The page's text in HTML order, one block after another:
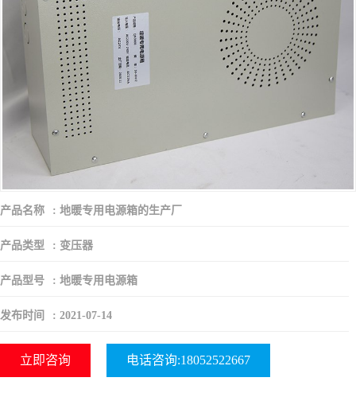
产品名称 : 地暖专用电源箱的生产厂
产品类型 : 变压器
产品型号 : 地暖专用电源箱
发布时间 : 2021-07-14
立即咨询 电话咨询:18052522667